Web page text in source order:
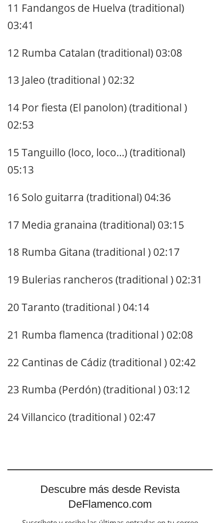
11 Fandangos de Huelva (traditional)
03:41
12 Rumba Catalan (traditional) 03:08
13 Jaleo (traditional ) 02:32
14 Por fiesta (El panolon) (traditional )
02:53
15 Tanguillo (loco, loco…) (traditional)
05:13
16 Solo guitarra (traditional) 04:36
17 Media granaina (traditional) 03:15
18 Rumba Gitana (traditional ) 02:17
19 Bulerias rancheros (traditional ) 02:31
20 Taranto (traditional ) 04:14
21 Rumba flamenca (traditional ) 02:08
22 Cantinas de Cádiz (traditional ) 02:42
23 Rumba (Perdón) (traditional ) 03:12
24 Villancico (traditional ) 02:47
Descubre más desde Revista
DeFlamenco.com